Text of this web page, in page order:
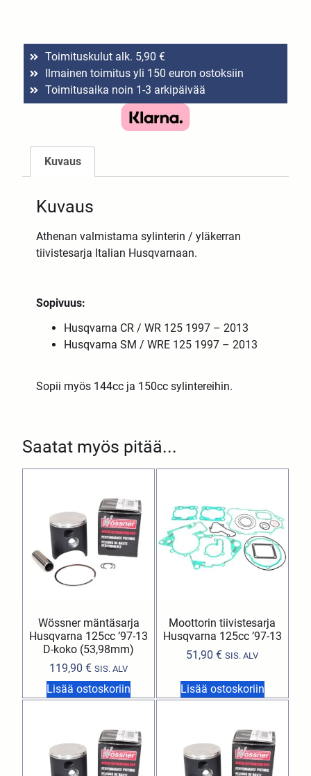
Toimituskulut alk. 5,90 €
Ilmainen toimitus yli 150 euron ostoksiin
Toimitusaika noin 1-3 arkipäivää
Saatat myös pitää...
Wössner mäntäsarja
Husqvarna 125cc ’97-13
D-koko (53,98mm)
119,90€ SIS. ALV
Lisää ostoskoriin
Moottorin tiivistesarja
Husqvarna 125cc ’97-13
51,90€ SIS. ALV
Lisää ostoskoriin
Kuvaus
Kuvaus
Athenan valmistama sylinterin / yläkerran
tiivistesarja Italian Husqvarnaan.
Sopivuus:
Husqvarna CR / WR 125 1997 – 2013
Husqvarna SM / WRE 125 1997 – 2013
Sopii myös 144cc ja 150cc sylintereihin.